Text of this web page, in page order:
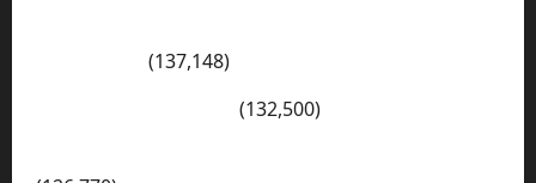
(137,148)
(132,500)